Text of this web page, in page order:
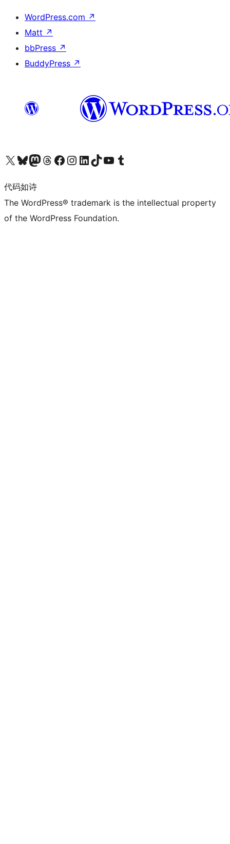
WordPress.com ↗
Matt ↗
bbPress ↗
BuddyPress ↗
关注我们的 X（原 Twitter）账号访问我们的 Bluesky 账号关注我们的 Mastodon 账号访问我们的 Threads 账号 访问我们的 Facebook 公共主页关注我们的 Instagram 账号 关注我们的 LinkedIn 主页访问我们的 TikTok 账号访问我们的 YouTube 频道 访问我们的 Tumblr 账号
代码如诗
The WordPress® trademark is the intellectual property
of the WordPress Foundation.